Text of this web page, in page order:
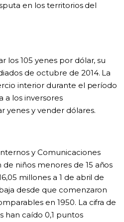
en los territorios del
los 105 yenes por dólar, su
de octubre de 2014. La
interior durante el período
a los inversores
yenes y vender dólares.
y Comunicaciones
niños menores de 15 años
millones a 1 de abril de
desde que comenzaron
en 1950. La cifra de
han caído 0,1 puntos